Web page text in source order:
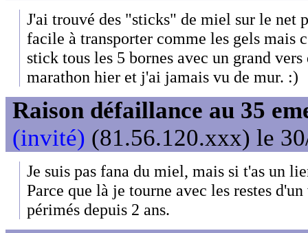
J'ai trouvé des "sticks" de miel sur le net
facile à transporter comme les gels mais
stick tous les 5 bornes avec un grand
marathon hier et j'ai jamais vu de mur. :)
Raison défaillance au 35
(invité) (81.56.120.xxx) le
Je suis pas fana du miel, mais si t'as un
Parce que là je tourne avec les restes
périmés depuis 2 ans.